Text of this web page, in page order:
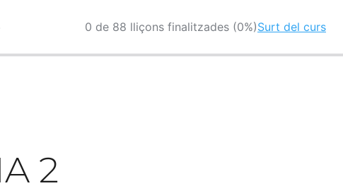
0 de 88 lliçons finalitzades (0%)Surt del curs
2